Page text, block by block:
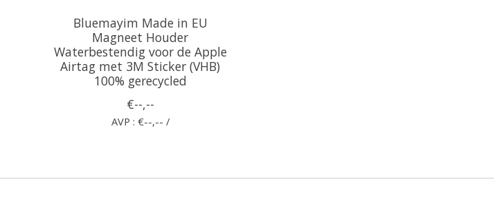
Bluemayim Made in EU
Magneet Houder
Waterbestendig voor de Apple
Airtag met 3M Sticker (VHB)
100% gerecycled
€--,--
AVP : €--,-- /